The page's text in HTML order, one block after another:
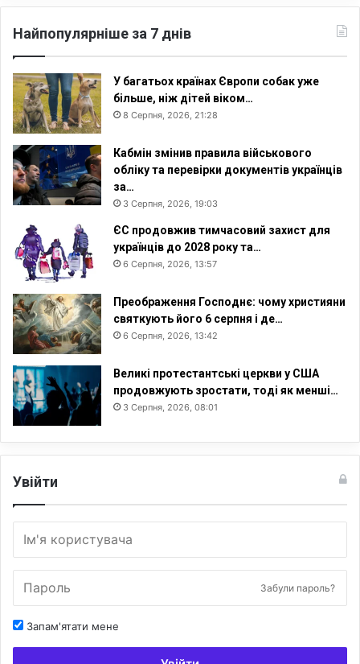
Найпопулярніше за 7 днів
У багатьох країнах Європи собак уже
більше, ніж дітей віком…
8 Серпня, 2026, 21:28
Кабмін змінив правила військового
обліку та перевірки документів українців
за…
3 Серпня, 2026, 19:03
ЄС продовжив тимчасовий захист для
українців до 2028 року та…
6 Серпня, 2026, 13:57
Преображення Господнє: чому християни
святкують його 6 серпня і де…
6 Серпня, 2026, 13:42
Великі протестантські церкви у США
продовжують зростати, тоді як менші…
3 Серпня, 2026, 08:01
Увійти
Забули пароль?
Запам'ятати мене